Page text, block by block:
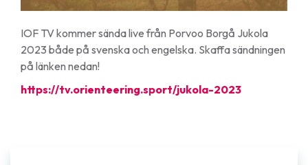
IOF TV kommer sända live från Porvoo Borgå Jukola
2023 både på svenska och engelska. Skaffa sändningen
på länken nedan!
https://tv.orienteering.sport/jukola-2023